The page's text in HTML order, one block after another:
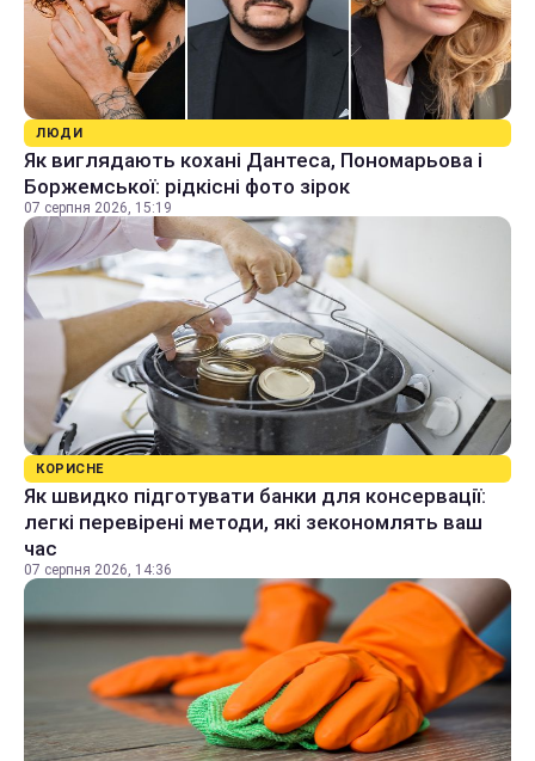
ЛЮДИ
Як виглядають кохані Дантеса, Пономарьова і
Боржемської: рідкісні фото зірок
07 серпня 2026, 15:19
КОРИСНЕ
Як швидко підготувати банки для консервації:
легкі перевірені методи, які зекономлять ваш
час
07 серпня 2026, 14:36